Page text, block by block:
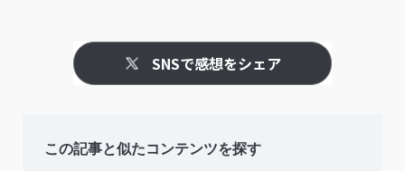
SNSで感想をシェア
この記事と似たコンテンツを探す